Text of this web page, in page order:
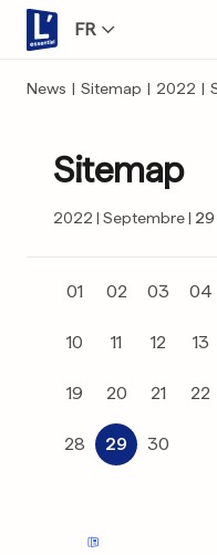
FR
News | Sitemap | 2022 |
Sitemap
2022 Septembre 29
01 02 03 04
10 11 12 13
19 20 21 22
28 29 30